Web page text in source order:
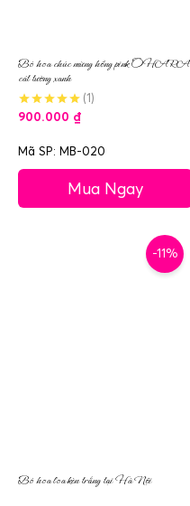
Bó hoa chúc mừng hồng pink OHARA
cát tường xanh
(1)
900.000 ₫
Mã SP: MB-020
Mua Ngay
-11%
Bó hoa loa kèn trắng tại Hà Nội